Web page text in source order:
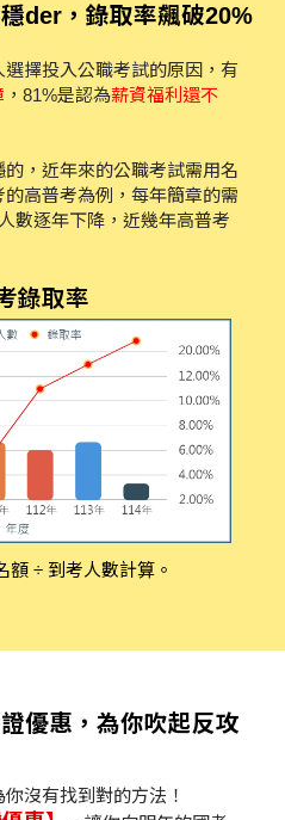
der，錄取率飆破20%
擇投入公職考試的原因，有
，81%是認為薪資福利還不
，近年來的公職考試需用名
高普考為例，每年簡章的需
數逐年下降，近幾年高普考
錄取率
÷ 到考人數計算。
優惠，為你吹起反攻
沒有找到對的方法！